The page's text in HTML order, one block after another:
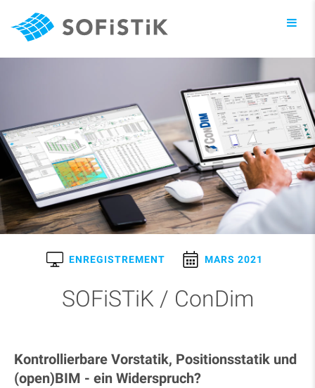
ENREGISTREMENT MARS 2021
SOFiSTiK / ConDim
Kontrollierbare Vorstatik, Positionsstatik und
(open)BIM - ein Widerspruch?